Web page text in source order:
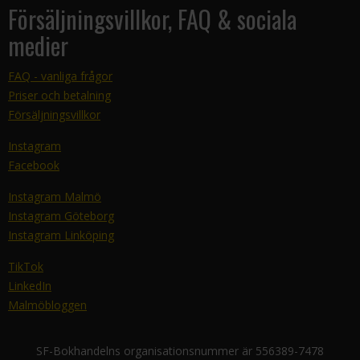
Försäljningsvillkor, FAQ & sociala
medier
FAQ - vanliga frågor
Priser och betalning
Försäljningsvillkor
Instagram
Facebook
Instagram Malmö
Instagram Göteborg
Instagram Linköping
TikTok
LinkedIn
Malmöbloggen
SF-Bokhandelns organisationsnummer är 556389-7478